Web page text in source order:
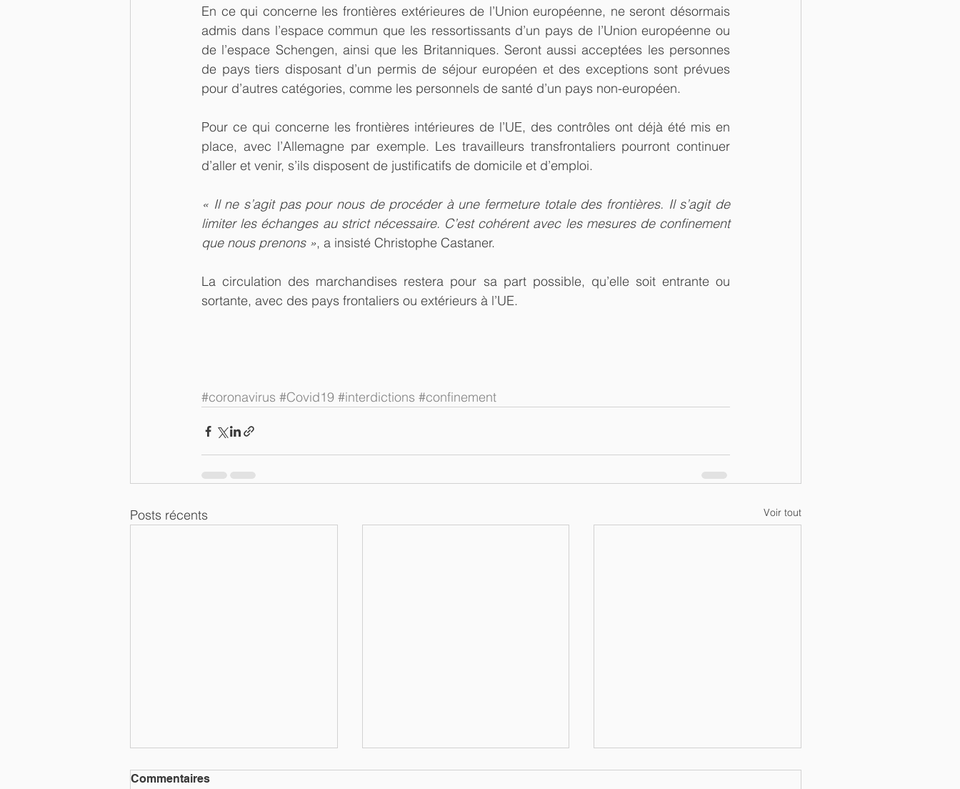
En ce qui concerne les frontières extérieures de l’Union européenne, ne seront désormais
admis dans l’espace commun que les ressortissants d’un pays de l’Union européenne ou
de l’espace Schengen, ainsi que les Britanniques. Seront aussi acceptées les personnes
de pays tiers disposant d’un permis de séjour européen et des exceptions sont prévues
pour d’autres catégories, comme les personnels de santé d’un pays non-européen.
Pour ce qui concerne les frontières intérieures de l’UE, des contrôles ont déjà été mis en
place, avec l’Allemagne par exemple. Les travailleurs transfrontaliers pourront continuer
d’aller et venir, s’ils disposent de justificatifs de domicile et d’emploi.
« Il ne s’agit pas pour nous de procéder à une fermeture totale des frontières. Il s’agit de
limiter les échanges au strict nécessaire. C’est cohérent avec les mesures de confinement
que nous prenons », a insisté Christophe Castaner.
La circulation des marchandises restera pour sa part possible, qu’elle soit entrante ou
sortante, avec des pays frontaliers ou extérieurs à l’UE.
#coronavirus #Covid19 #interdictions #confinement
Posts récents Voir tout
Commentaires